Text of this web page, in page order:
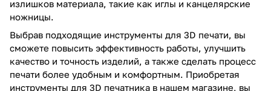
излишков материала, такие как иглы и канцелярские
ножницы.
Выбрав подходящие инструменты для 3D печати, вы
сможете повысить эффективность работы, улучшить
качество и точность изделий, а также сделать процесс
печати более удобным и комфортным. Приобретая
инструменты для 3D печатника в нашем магазине, вы